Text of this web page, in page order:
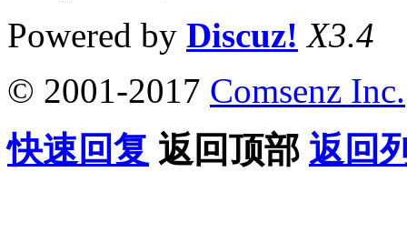
Powered by Discuz! X3.4
© 2001-2017 Comsenz Inc.
快速回复 返回顶部 返回